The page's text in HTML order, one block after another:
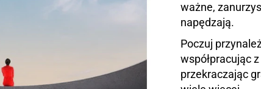
ważne,
napędzają.
Poczuj
współpracując
przekraczając